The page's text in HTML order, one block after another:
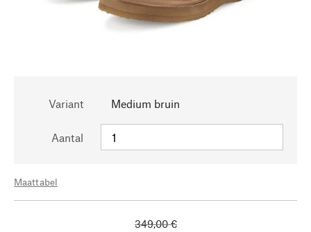
Variant Medium bruin
Aantal
Maattabel
349,00 €